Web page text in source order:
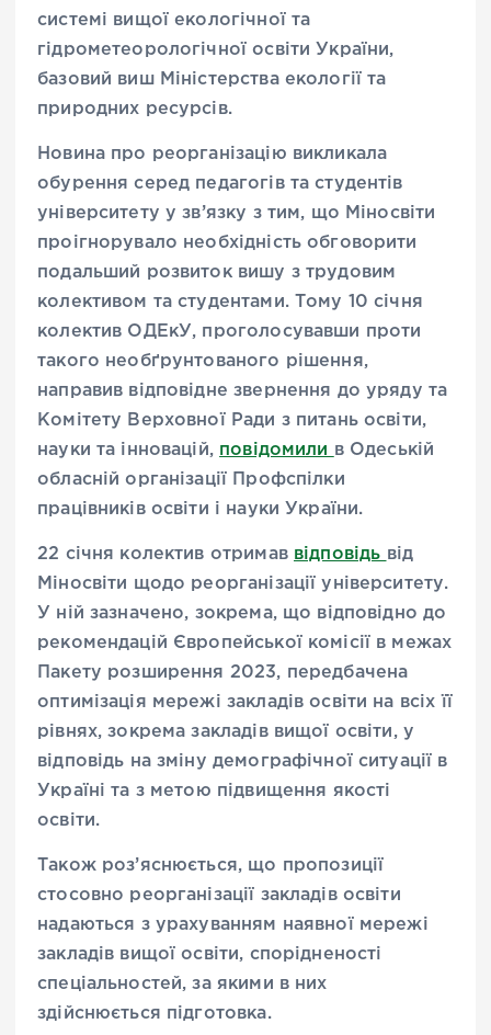
системі вищої екологічної та
гідрометеорологічної освіти України,
базовий виш Міністерства екології та
природних ресурсів.
Новина про реорганізацію викликала
обурення серед педагогів та студентів
університету у зв’язку з тим, що Міносвіти
проігнорувало необхідність обговорити
подальший розвиток вишу з трудовим
колективом та студентами. Тому 10 січня
колектив ОДЕкУ, проголосувавши проти
такого необґрунтованого рішення,
направив відповідне звернення до уряду та
Комітету Верховної Ради з питань освіти,
науки та інновацій, повідомили в Одеській
обласній організації Профспілки
працівників освіти і науки України.
22 січня колектив отримав відповідь від
Міносвіти щодо реорганізації університету.
У ній зазначено, зокрема, що відповідно до
рекомендацій Європейської комісії в межах
Пакету розширення 2023, передбачена
оптимізація мережі закладів освіти на всіх її
рівнях, зокрема закладів вищої освіти, у
відповідь на зміну демографічної ситуації в
Україні та з метою підвищення якості
освіти.
Також роз’яснюється, що пропозиції
стосовно реорганізації закладів освіти
надаються з урахуванням наявної мережі
закладів вищої освіти, спорідненості
спеціальностей, за якими в них
здійснюється підготовка.